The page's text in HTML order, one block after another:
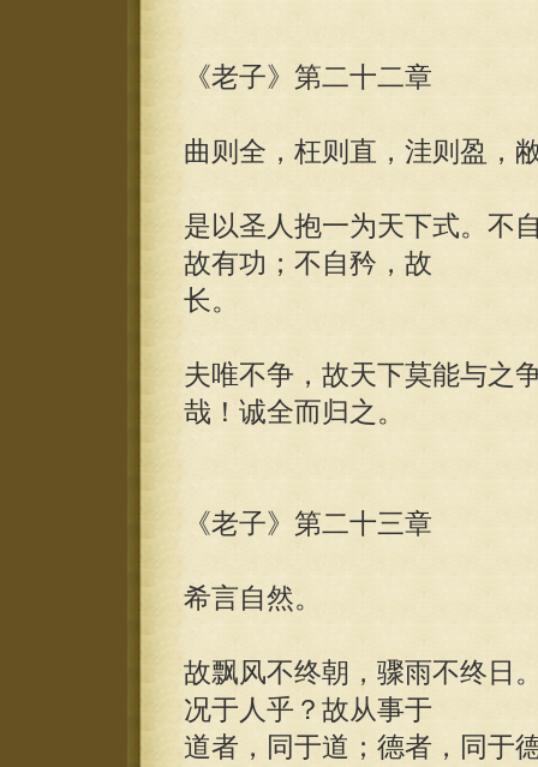
《老子》第二十二章
曲则全，枉则直，洼则盈，
是以圣人抱一为天下式。不
故有功；不自矜，故
长。
夫唯不争，故天下莫能与之
哉！诚全而归之。
《老子》第二十三章
希言自然。
故飘风不终朝，骤雨不终日
况于人乎？故从事于
道者，同于道；德者，同于